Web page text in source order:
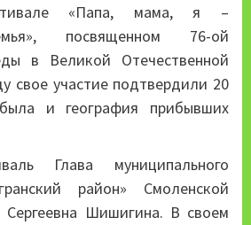
«Папа, мама, я –
посвященном 76-ой
в Великой Отечественной
свое участие подтвердили 20
и география прибывших
Глава муниципального
район» Смоленской
Сергеевна Шишигина. В своем